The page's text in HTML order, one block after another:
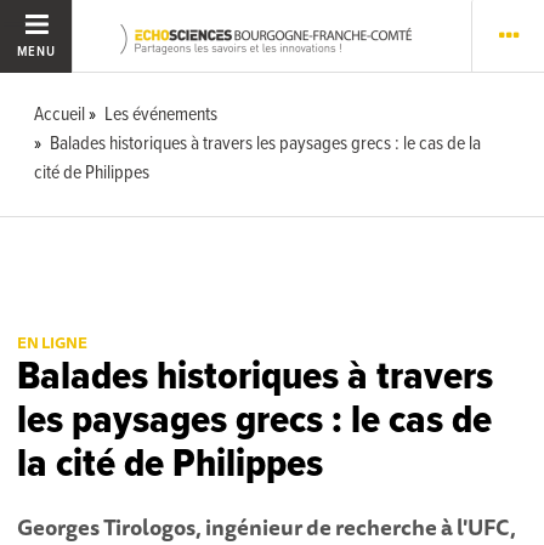
MENU
Accueil
Les événements
Balades historiques à travers les paysages grecs : le cas de la
cité de Philippes
EN LIGNE
Balades historiques à travers
les paysages grecs : le cas de
la cité de Philippes
Georges Tirologos, ingénieur de recherche à l'UFC,